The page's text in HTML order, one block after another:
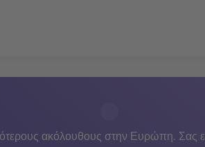
ακόλουθους στην Ευρώπη. Σας